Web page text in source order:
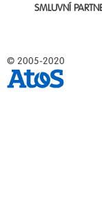
SMLUVNÍ
© 2005-2020